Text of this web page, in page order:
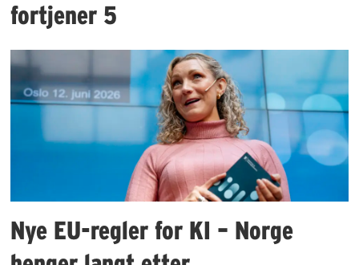
fortjener 5
Nye EU-regler for KI – Norge